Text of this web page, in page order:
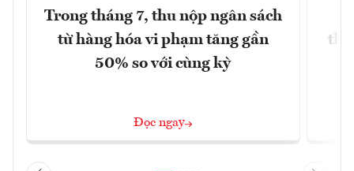
Trong tháng 7, thu nộp ngân sách
từ hàng hóa vi phạm tăng gần
50% so với cùng kỳ
Đọc ngay